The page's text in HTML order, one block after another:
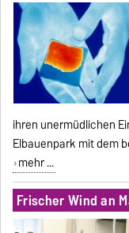
ihren unermüdlichen
Elbauenpark mit dem
mehr ...
Frischer Wind an